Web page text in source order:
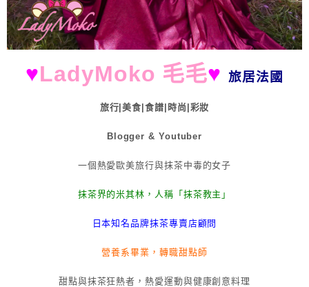
♥LadyMoko 毛毛♥ 旅居法國
旅行|美食|食譜|時尚|彩妝
Blogger & Youtuber
一個熱愛歐美旅行與抹茶中毒的女子
抹茶界的米其林，人稱「抹茶教主」
日本知名品牌抹茶專賣店顧問
營養系畢業，轉職甜點師
甜點與抹茶狂熱者，熱愛運動與健康創意料理